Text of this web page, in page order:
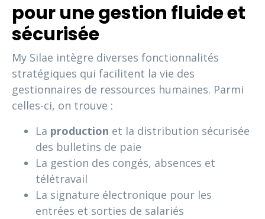
pour une gestion fluide et
sécurisée
My Silae intègre diverses fonctionnalités
stratégiques qui facilitent la vie des
gestionnaires de ressources humaines. Parmi
celles-ci, on trouve :
La production et la distribution sécurisée
des bulletins de paie
La gestion des congés, absences et
télétravail
La signature électronique pour les
entrées et sorties de salariés